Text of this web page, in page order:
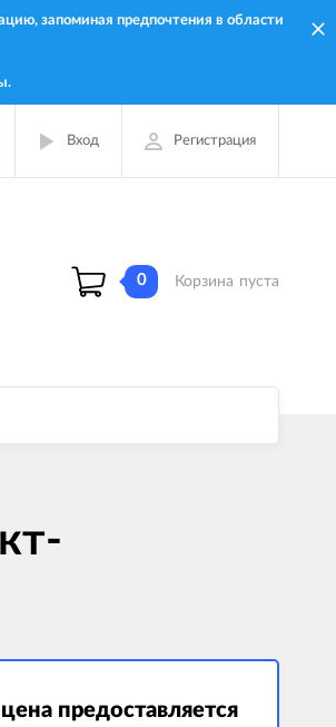
запоминая предпочтения в области
Вход Регистрация
0 Корзина пуста
цена предоставляется